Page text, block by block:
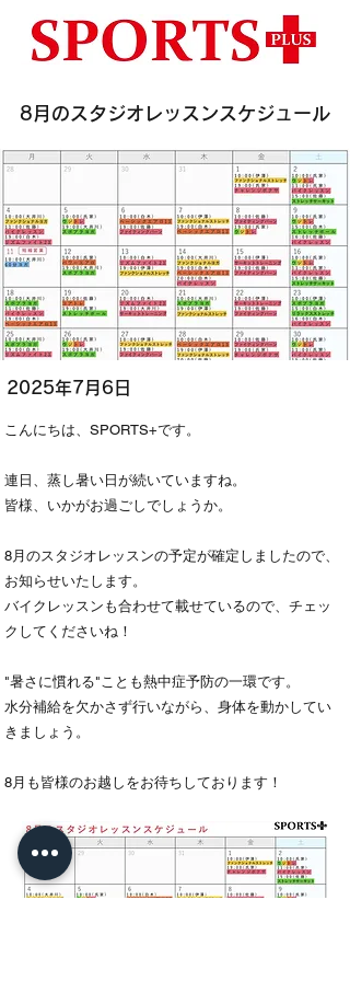
8月のスタジオレッスンスケジュール
2025年7月6日
こんにちは、SPORTS+です。
連日、蒸し暑い日が続いていますね。
皆様、いかがお過ごしでしょうか。
8月のスタジオレッスンの予定が確定しましたので、
お知らせいたします。
バイクレッスンも合わせて載せているので、チェッ
クしてくださいね！
"暑さに慣れる"ことも熱中症予防の一環です。
水分補給を欠かさず行いながら、身体を動かしてい
きましょう。
8月も皆様のお越しをお待ちしております！